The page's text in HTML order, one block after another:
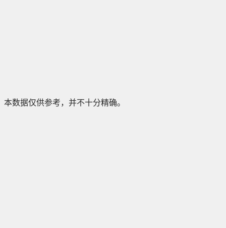
本数据仅供参考，并不十分精确。